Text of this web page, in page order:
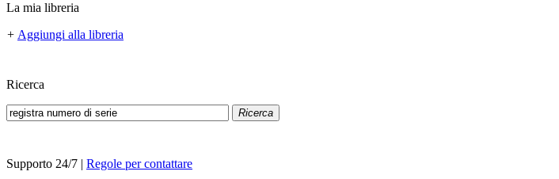
La mia libreria
+ Aggiungi alla libreria
Ricerca
Ricerca
Supporto 24/7 | Regole per contattare